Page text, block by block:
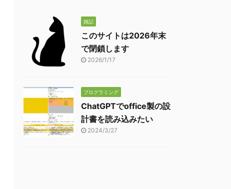
雑記
このサイトは2026年末
で閉鎖します
2026/1/17
プログラミング
ChatGPTでoffice製の設
計書を読み込みたい
2024/3/27